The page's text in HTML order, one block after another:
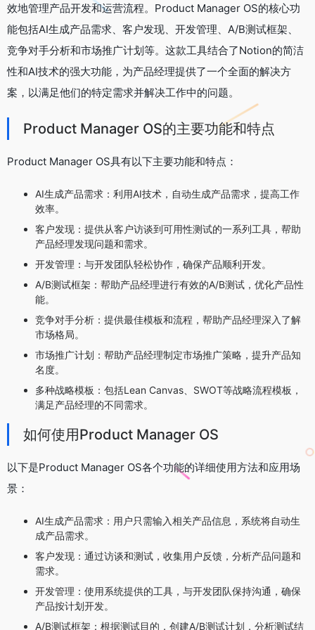
效地管理产品开发和运营流程。Product Manager OS的核心功
能包括AI生成产品需求、客户发现、开发管理、A/B测试框架、
竞争对手分析和市场推广计划等。这款工具结合了Notion的简洁
性和AI技术的强大功能，为产品经理提供了一个全面的解决方
案，以满足他们的特定需求并解决工作中的问题。
Product Manager OS的主要功能和特点
Product Manager OS具有以下主要功能和特点：
AI生成产品需求：利用AI技术，自动生成产品需求，提高工作
效率。
客户发现：提供从客户访谈到可用性测试的一系列工具，帮助
产品经理发现问题和需求。
开发管理：与开发团队轻松协作，确保产品顺利开发。
A/B测试框架：帮助产品经理进行有效的A/B测试，优化产品性
能。
竞争对手分析：提供最佳模板和流程，帮助产品经理深入了解
市场格局。
市场推广计划：帮助产品经理制定市场推广策略，提升产品知
名度。
多种战略模板：包括Lean Canvas、SWOT等战略流程模板，
满足产品经理的不同需求。
如何使用Product Manager OS
以下是Product Manager OS各个功能的详细使用方法和应用场
景：
AI生成产品需求：用户只需输入相关产品信息，系统将自动生
成产品需求。
客户发现：通过访谈和测试，收集用户反馈，分析产品问题和
需求。
开发管理：使用系统提供的工具，与开发团队保持沟通，确保
产品按计划开发。
A/B测试框架：根据测试目的，创建A/B测试计划，分析测试结